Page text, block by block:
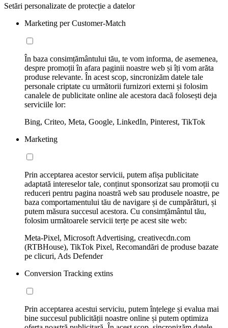
Setări personalizate de protecție a datelor
Marketing per Customer-Match
În baza consimțământului tău, te vom informa, de asemenea,
despre promoții în afara paginii noastre web și îți vom arăta
produse relevante. În acest scop, sincronizăm datele tale
personale criptate cu următorii furnizori externi și folosim
canalele de publicitate online ale acestora dacă folosești deja
serviciile lor:
Bing, Criteo, Meta, Google, LinkedIn, Pinterest, TikTok
Marketing
Prin acceptarea acestor servicii, putem afișa publicitate
adaptată intereselor tale, conținut sponsorizat sau promoții cu
reduceri pentru pagina noastră web sau produsele noastre, pe
baza comportamentului tău de navigare și de cumpărături, și
putem măsura succesul acestora. Cu consimțământul tău,
folosim următoarele servicii terțe pe acest site web:
Meta-Pixel, Microsoft Advertising, creativecdn.com
(RTBHouse), TikTok Pixel, Recomandări de produse bazate
pe clicuri, Ads Defender
Conversion Tracking extins
Prin acceptarea acestui serviciu, putem înțelege și evalua mai
bine succesul publicității noastre online și putem optimiza